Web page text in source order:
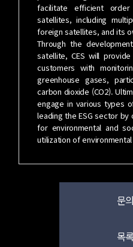
facilitate efficient
satellites, including
foreign satellites, and its
Through the
satellite, CES will
customers with
greenhouse gases,
carbon dioxide (CO2).
engage in various types
leading the ESG sector
for environmental and
utilization of
문
목